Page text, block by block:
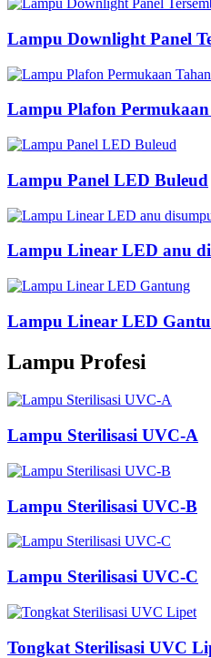
Lampu Downlight Panel
Lampu Plafon
Lampu Panel LED Buleud
Lampu Linear LED anu
Lampu Linear LED
Lampu Profesi
Lampu Sterilisasi UVC-A
Lampu Sterilisasi UVC-B
Lampu Sterilisasi UVC-C
Tongkat Sterilisasi UVC